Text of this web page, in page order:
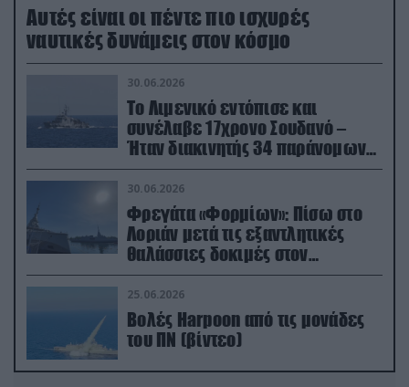
Aυτές είναι οι πέντε πιο ισχυρές
ναυτικές δυνάμεις στον κόσμο
30.06.2026
Το Λιμενικό εντόπισε και
συνέλαβε 17χρονο Σουδανό –
Ήταν διακινητής 34 παράνομων
μεταναστών
30.06.2026
Φρεγάτα «Φορμίων»: Πίσω στο
Λοριάν μετά τις εξαντλητικές
θαλάσσιες δοκιμές στον
απαιτητικό Βισκαϊκό
25.06.2026
Βολές Harpoon από τις μονάδες
του ΠΝ (βίντεο)